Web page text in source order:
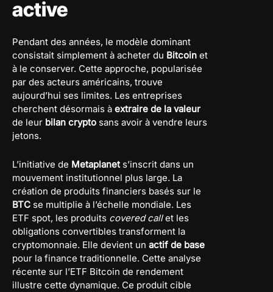
active
Pendant des années, le modèle dominant
consistait simplement à acheter du Bitcoin et
à le conserver. Cette approche, popularisée
par des acteurs américains, trouve
aujourd’hui ses limites. Les entreprises
cherchent désormais à extraire de la valeur
de leur bilan crypto sans avoir à vendre leurs
jetons.
L’initiative de Metaplanets’inscrit dans un
mouvement institutionnel plus large. La
création de produits financiers basés sur le
BTC se multiplie à l’échelle mondiale. Les
ETF spot, les produits covered callet les
obligations convertibles transforment la
cryptomonnaie. Elle devient un actif de base
pour la finance traditionnelle. Cette analyse
récente sur l’ETF Bitcoin de rendement
illustre cette dynamique. Ce produit cible